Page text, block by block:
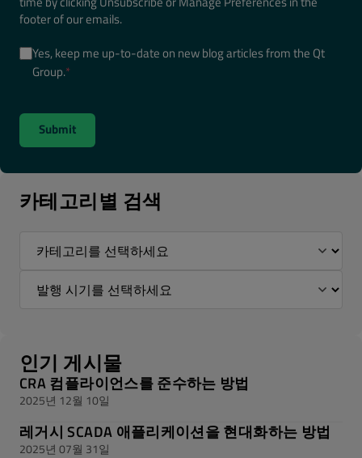
footer of our emails.
Yes, keep me up-to-date on new blog articles from the Qt
Group.*
카테고리별 검색
인기 게시물
CRA 컴플라이언스를 준수하는 방법
2025년 12월 10일
레거시 SCADA 애플리케이션을 현대화하는 방법
2025년 07월 31일